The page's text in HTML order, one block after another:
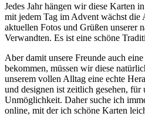
Jedes Jahr hängen wir diese Karten
mit jedem Tag im Advent wächst die
aktuellen Fotos und Grüßen unserer
Verwandten. Es ist eine schöne
Aber damit unsere Freunde auch
bekommen, müssen wir diese
unserem vollen Alltag eine echte
und designen ist zeitlich gesehen, für
Unmöglichkeit. Daher suche ich
online, mit der ich schöne Karten